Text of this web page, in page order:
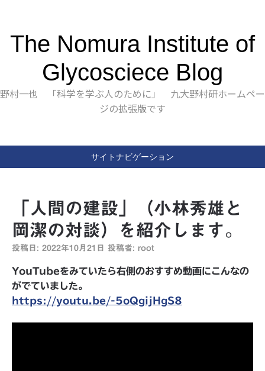
The Nomura Institute of
Glycosciece Blog
野村一也 「科学を学ぶ人のために」 九大野村研ホームペー
ジの拡張版です
サイトナビゲーション
「人間の建設」（小林秀雄と
岡潔の対談）を紹介します。
投稿日: 2022年10月21日 投稿者: root
YouTubeをみていたら右側のおすすめ動画にこんなの
がでていました。
https://youtu.be/-5oQgijHgS8